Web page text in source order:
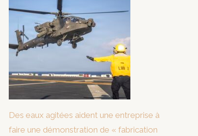
Des eaux agitées aident une entreprise à
faire une démonstration de « fabrication